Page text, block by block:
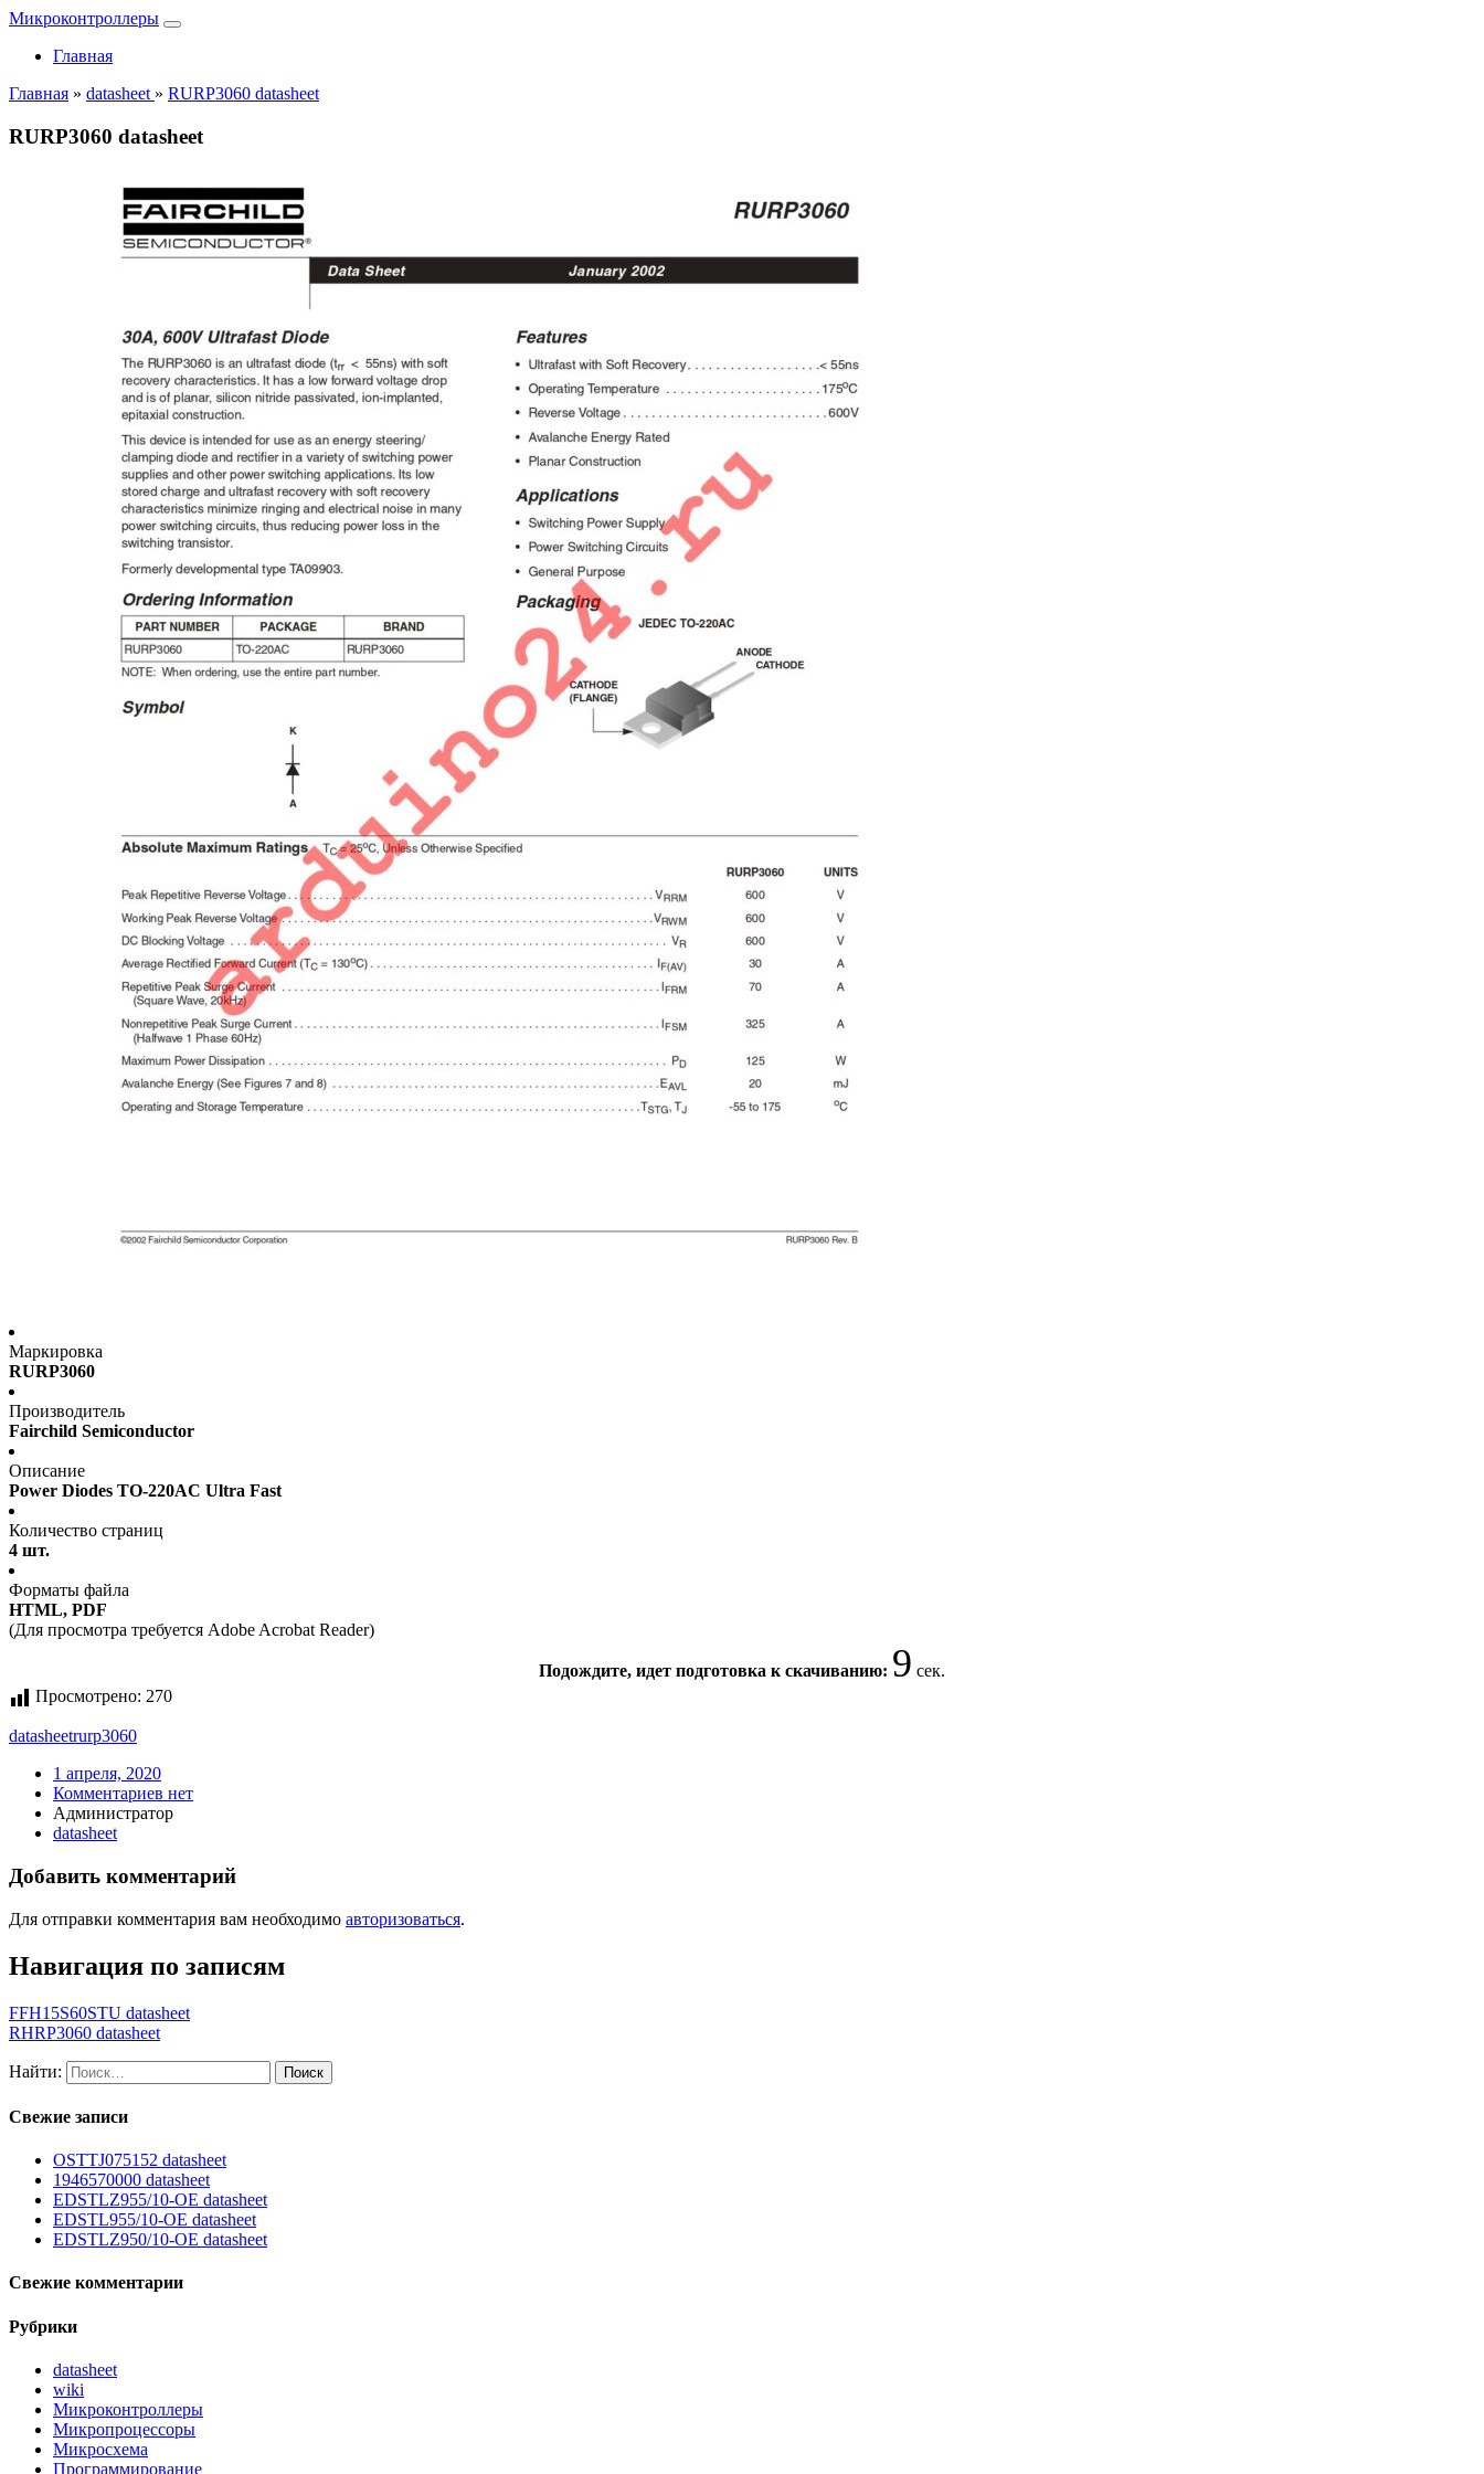
Микроконтроллеры
Главная
Главная » datasheet » RURP3060 datasheet
RURP3060 datasheet
Маркировка
RURP3060
Производитель
Fairchild Semiconductor
Описание
Power Diodes TO-220AC Ultra Fast
Количество страниц
4 шт.
Форматы файла
HTML, PDF
(Для просмотра требуется Adobe Acrobat Reader)
Подождите, идет подготовка к скачиванию: 9 сек.
Просмотрено: 270
datasheetrurp3060
1 апреля, 2020
Комментариев нет
Администратор
datasheet
Добавить комментарий
Для отправки комментария вам необходимо авторизоваться.
Навигация по записям
FFH15S60STU datasheet
RHRP3060 datasheet
Найти:
Свежие записи
OSTTJ075152 datasheet
1946570000 datasheet
EDSTLZ955/10-OE datasheet
EDSTL955/10-OE datasheet
EDSTLZ950/10-OE datasheet
Свежие комментарии
Рубрики
datasheet
wiki
Микроконтроллеры
Микропроцессоры
Микросхема
Программирование